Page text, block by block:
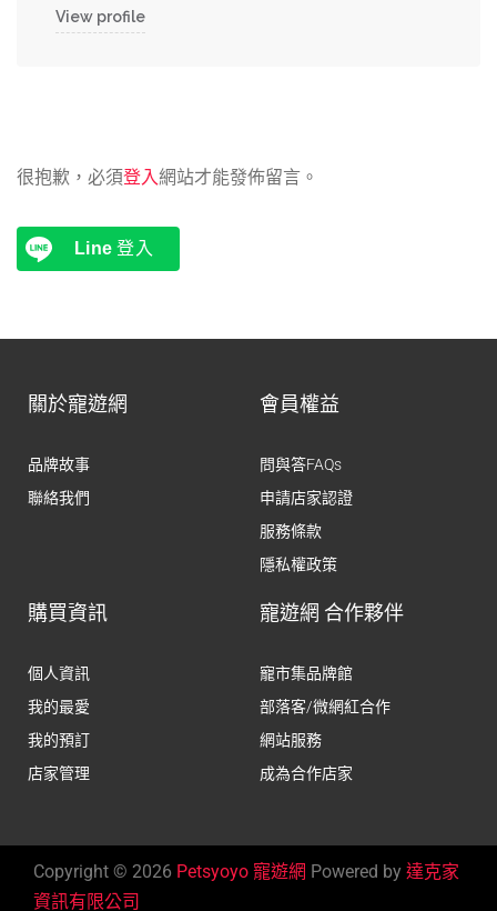
View profile
很抱歉，必須登入網站才能發佈留言。
Line 登入
關於寵遊網
品牌故事
聯絡我們
會員權益
問與答FAQs
申請店家認證
服務條款
隱私權政策
購買資訊
個人資訊
我的最愛
我的預訂
店家管理
寵遊網 合作夥伴
寵市集品牌館
部落客/微網紅合作
網站服務
成為合作店家
Copyright © 2026 Petsyoyo 寵遊網 Powered by 達克家
資訊有限公司